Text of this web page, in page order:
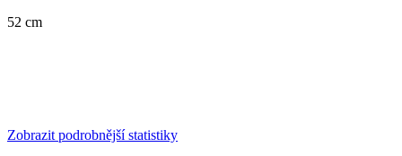
52 cm
Zobrazit podrobnější statistiky